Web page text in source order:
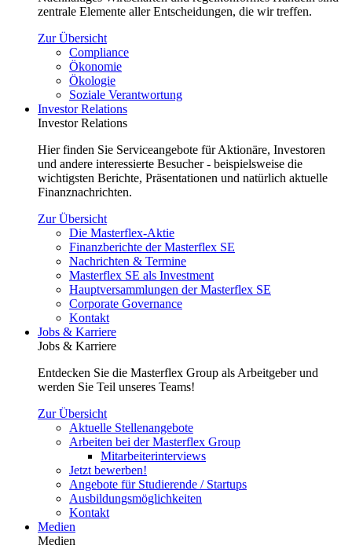
zentrale Elemente aller Entscheidungen, die wir treffen.
Zur Übersicht
Compliance
Ökonomie
Ökologie
Soziale Verantwortung
Investor Relations
Investor Relations
Hier finden Sie Serviceangebote für Aktionäre, Investoren
und andere interessierte Besucher - beispielsweise die
wichtigsten Berichte, Präsentationen und natürlich aktuelle
Finanznachrichten.
Zur Übersicht
Die Masterflex-Aktie
Finanzberichte der Masterflex SE
Nachrichten & Termine
Masterflex SE als Investment
Hauptversammlungen der Masterflex SE
Corporate Governance
Kontakt
Jobs & Karriere
Jobs & Karriere
Entdecken Sie die Masterflex Group als Arbeitgeber und
werden Sie Teil unseres Teams!
Zur Übersicht
Aktuelle Stellenangebote
Arbeiten bei der Masterflex Group
Mitarbeiterinterviews
Jetzt bewerben!
Angebote für Studierende / Startups
Ausbildungsmöglichkeiten
Kontakt
Medien
Medien